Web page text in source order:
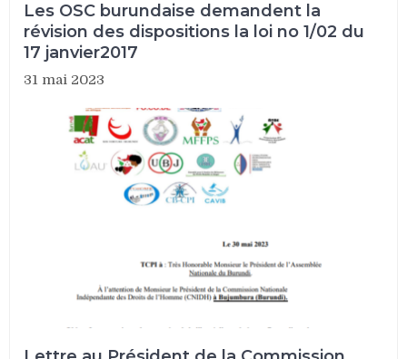
Les OSC burundaise demandent la
révision des dispositions la loi no 1/02 du
17 janvier2017
31 mai 2023